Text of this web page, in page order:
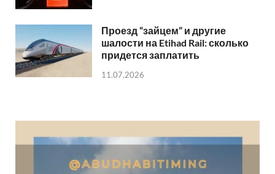
Проезд “зайцем” и другие
шалости на Etihad Rail: сколько
придется заплатить
11.07.2026